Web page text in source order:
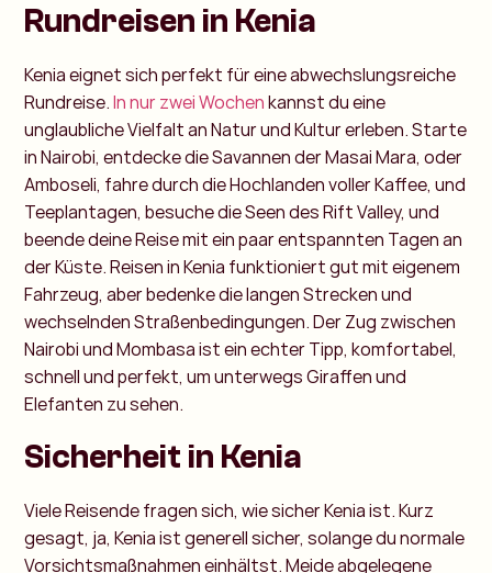
Rundreisen in Kenia
Kenia eignet sich perfekt für eine abwechslungsreiche
Rundreise.In nur zwei Wochenkannst du eine
unglaubliche Vielfalt an Natur und Kultur erleben. Starte
in Nairobi, entdecke die Savannen der Masai Mara, oder
Amboseli, fahre durch die Hochlanden voller Kaffee, und
Teeplantagen, besuche die Seen des Rift Valley, und
beende deine Reise mit ein paar entspannten Tagen an
der Küste.Reisen in Kenia funktioniert gut mit eigenem
Fahrzeug, aber bedenke die langen Strecken und
wechselnden Straßenbedingungen. Der Zug zwischen
Nairobi und Mombasa ist ein echter Tipp, komfortabel,
schnell und perfekt, um unterwegs Giraffen und
Elefanten zu sehen.
Sicherheit in Kenia
Viele Reisende fragen sich, wie sicher Kenia ist. Kurz
gesagt, ja, Kenia ist generell sicher, solange du normale
Vorsichtsmaßnahmen einhältst. Meide abgelegene